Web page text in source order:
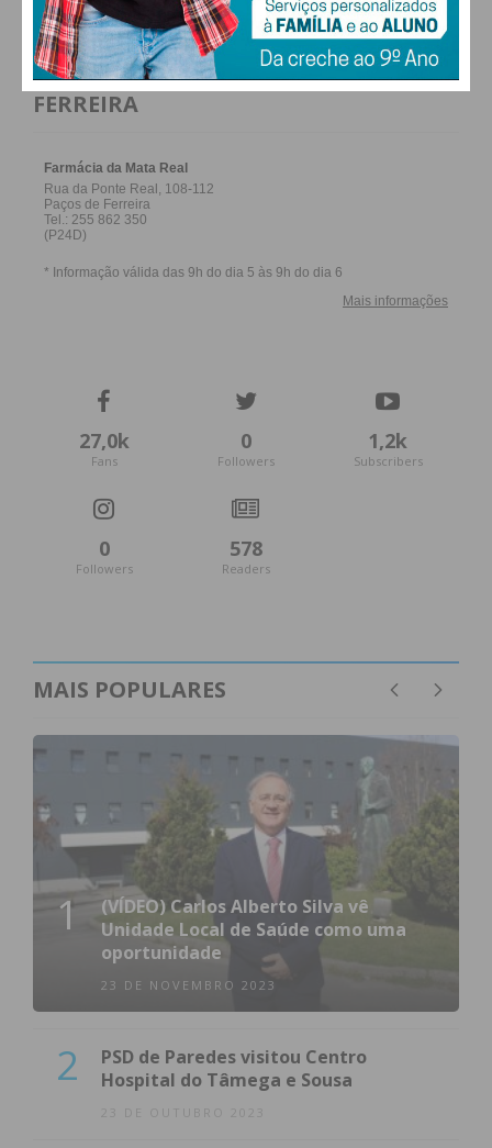
FARMACIAS DE SERVIÇO EM PAÇOS DE
FERREIRA
27,0k
Fans
0
Followers
1,2k
Subscribers
0
Followers
578
Readers
MAIS POPULARES
1
(VÍDEO) Carlos Alberto Silva vê
Unidade Local de Saúde como uma
oportunidade
23 DE NOVEMBRO 2023
2
PSD de Paredes visitou Centro
Hospital do Tâmega e Sousa
23 DE OUTUBRO 2023